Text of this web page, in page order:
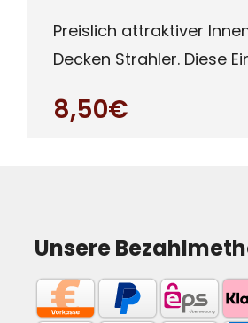
Preislich attraktiver
Decken Strahler. Diese
8,50€
Unsere